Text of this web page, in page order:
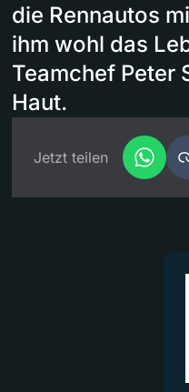
die Rennautos
ihm wohl das
Teamchef Peter
Haut.
Jetzt teilen